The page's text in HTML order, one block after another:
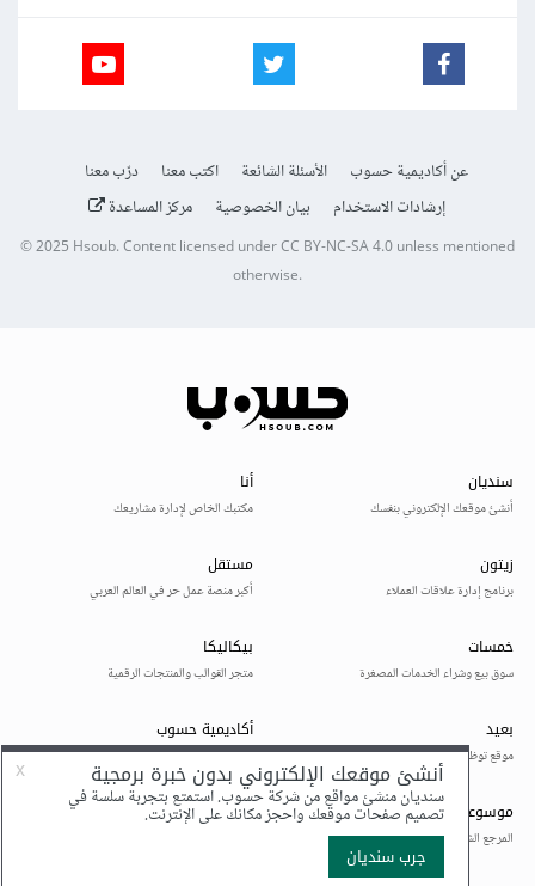
عن أكاديمية حسوب الأسئلة الشائعة اكتب معنا
درّب معنا
إرشادات الاستخدام
بيان الخصوصية مركز المساعدة
© 2025Hsoub.Content licensed underCC BY-NC-SA 4.0unless mentioned
otherwise.